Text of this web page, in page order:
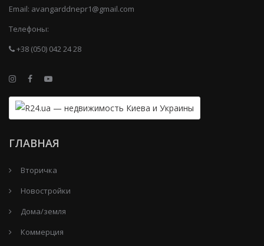
Email: avangarddnepr1@gmail.com
Телефоны:
+38 (050) 042 24 28
ГЛАВНАЯ
Вторичка
Новостройки
Дома/земля
Коммерция